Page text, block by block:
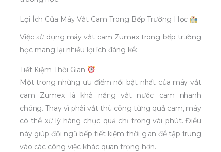
Lợi Ích Của Máy Vắt Cam Trong Bếp Trường Học
Việc sử dụng máy vắt cam Zumex trong bếp trường
học mang lại nhiều lợi ích đáng kể:
Tiết Kiệm Thời Gian
Một trong những ưu điểm nổi bật nhất của máy vắt
cam Zumex là khả năng vắt nước cam nhanh
chóng. Thay vì phải vắt thủ công từng quả cam, máy
có thể xử lý hàng chục quả chỉ trong vài phút. Điều
này giúp đội ngũ bếp tiết kiệm thời gian để tập trung
vào các công việc khác quan trọng hơn.